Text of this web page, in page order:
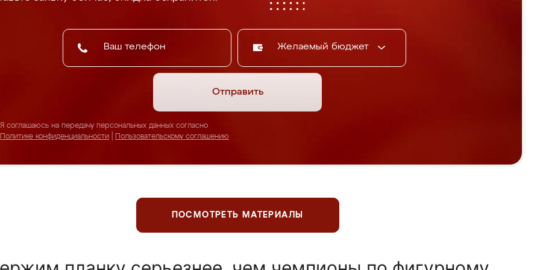
Желаемый бюджет
Отправить
Я соглашаюсь на передачу персональных данных согласно
Политике конфиденциальности
Пользовательскому соглашению
ПОСМОТРЕТЬ МАТЕРИАЛЫ